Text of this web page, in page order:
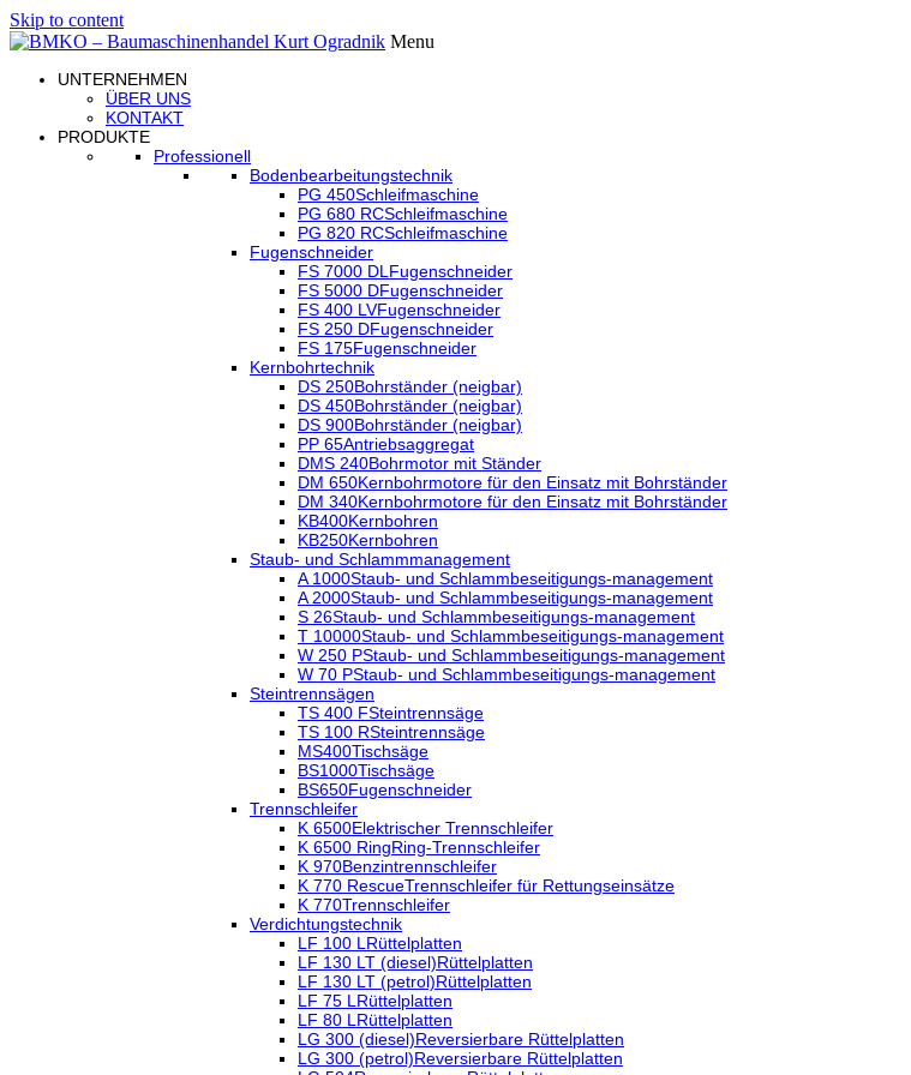
Skip to content
Menu
UNTERNEHMEN
ÜBER UNS
KONTAKT
PRODUKTE
Professionell
Bodenbearbeitungstechnik
PG 450Schleifmaschine
PG 680 RCSchleifmaschine
PG 820 RCSchleifmaschine
Fugenschneider
FS 7000 DLFugenschneider
FS 5000 DFugenschneider
FS 400 LVFugenschneider
FS 250 DFugenschneider
FS 175Fugenschneider
Kernbohrtechnik
DS 250Bohrständer (neigbar)
DS 450Bohrständer (neigbar)
DS 900Bohrständer (neigbar)
PP 65Antriebsaggregat
DMS 240Bohrmotor mit Ständer
DM 650Kernbohrmotore für den Einsatz mit Bohrständer
DM 340Kernbohrmotore für den Einsatz mit Bohrständer
KB400Kernbohren
KB250Kernbohren
Staub- und Schlammmanagement
A 1000Staub- und Schlammbeseitigungs-management
A 2000Staub- und Schlammbeseitigungs-management
S 26Staub- und Schlammbeseitigungs-management
T 10000Staub- und Schlammbeseitigungs-management
W 250 PStaub- und Schlammbeseitigungs-management
W 70 PStaub- und Schlammbeseitigungs-management
Steintrennsägen
TS 400 FSteintrennsäge
TS 100 RSteintrennsäge
MS400Tischsäge
BS1000Tischsäge
BS650Fugenschneider
Trennschleifer
K 6500Elektrischer Trennschleifer
K 6500 RingRing-Trennschleifer
K 970Benzintrennschleifer
K 770 RescueTrennschleifer für Rettungseinsätze
K 770Trennschleifer
Verdichtungstechnik
LF 100 LRüttelplatten
LF 130 LT (diesel)Rüttelplatten
LF 130 LT (petrol)Rüttelplatten
LF 75 LRüttelplatten
LF 80 LRüttelplatten
LG 300 (diesel)Reversierbare Rüttelplatten
LG 300 (petrol)Reversierbare Rüttelplatten